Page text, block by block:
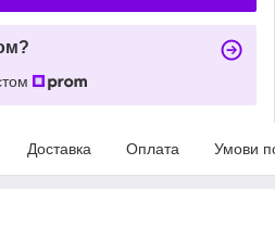
Доставка Оплата Умови